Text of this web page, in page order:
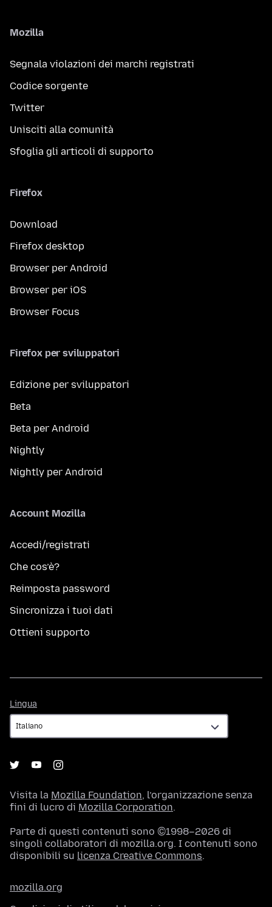
Mozilla
Segnala violazioni dei marchi registrati
Codice sorgente
Twitter
Unisciti alla comunità
Sfoglia gli articoli di supporto
Firefox
Download
Firefox desktop
Browser per Android
Browser per iOS
Browser Focus
Firefox per sviluppatori
Edizione per sviluppatori
Beta
Beta per Android
Nightly
Nightly per Android
Account Mozilla
Accedi/registrati
Che cos’è?
Reimposta password
Sincronizza i tuoi dati
Ottieni supporto
Lingua
Visita la Mozilla Foundation, l’organizzazione senza
fini di lucro di Mozilla Corporation.
Parte di questi contenuti sono ©1998–2026 di
singoli collaboratori di mozilla.org. I contenuti sono
disponibili su licenza Creative Commons.
mozilla.org